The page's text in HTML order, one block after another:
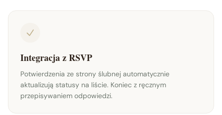
Integracja z RSVP
Potwierdzenia ze strony ślubnej automatycznie
aktualizują statusy na liście. Koniec z ręcznym
przepisywaniem odpowiedzi.